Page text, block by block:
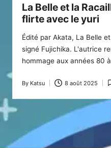
La Belle et la
flirte avec le yuri
Édité par Akata, La Belle
signé Fujichika. L'autrice
hommage aux années 80 à
Posted
by
By Katsu 8 août 2025